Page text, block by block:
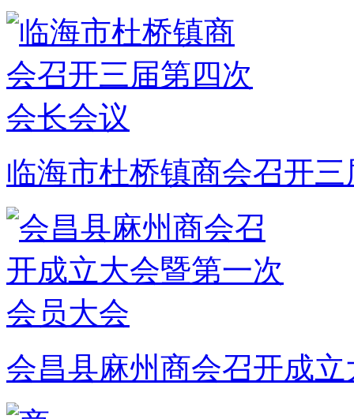
临海市杜桥镇商会召开
会昌县麻州商会召开成